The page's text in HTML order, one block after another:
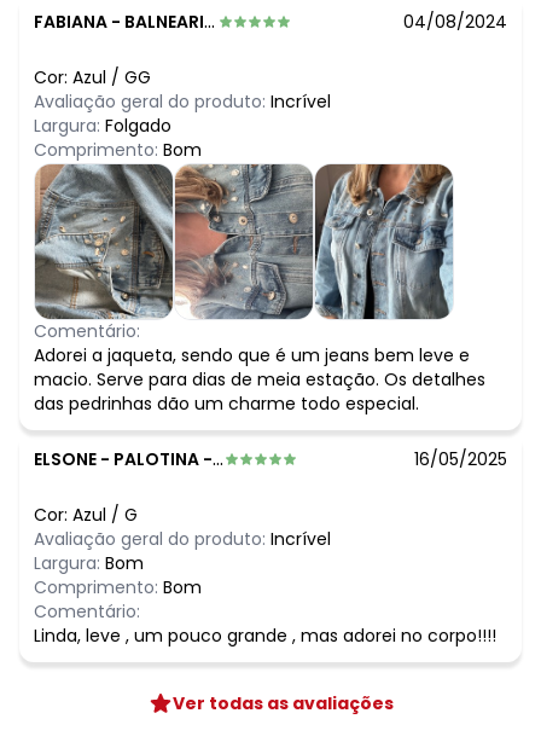
FABIANA - BALNEARIO CAMBORIU - SC 04/08/2024
Cor: Azul / GG
Avaliação geral do produto: Incrível
Largura: Folgado
Comprimento: Bom
Comentário:
Adorei a jaqueta, sendo que é um jeans bem leve e
macio. Serve para dias de meia estação. Os detalhes
das pedrinhas dão um charme todo especial.
ELSONE - PALOTINA - PR 16/05/2025
Cor: Azul / G
Avaliação geral do produto: Incrível
Largura: Bom
Comprimento: Bom
Comentário:
Linda, leve , um pouco grande , mas adorei no corpo!!!!
Ver todas as avaliações